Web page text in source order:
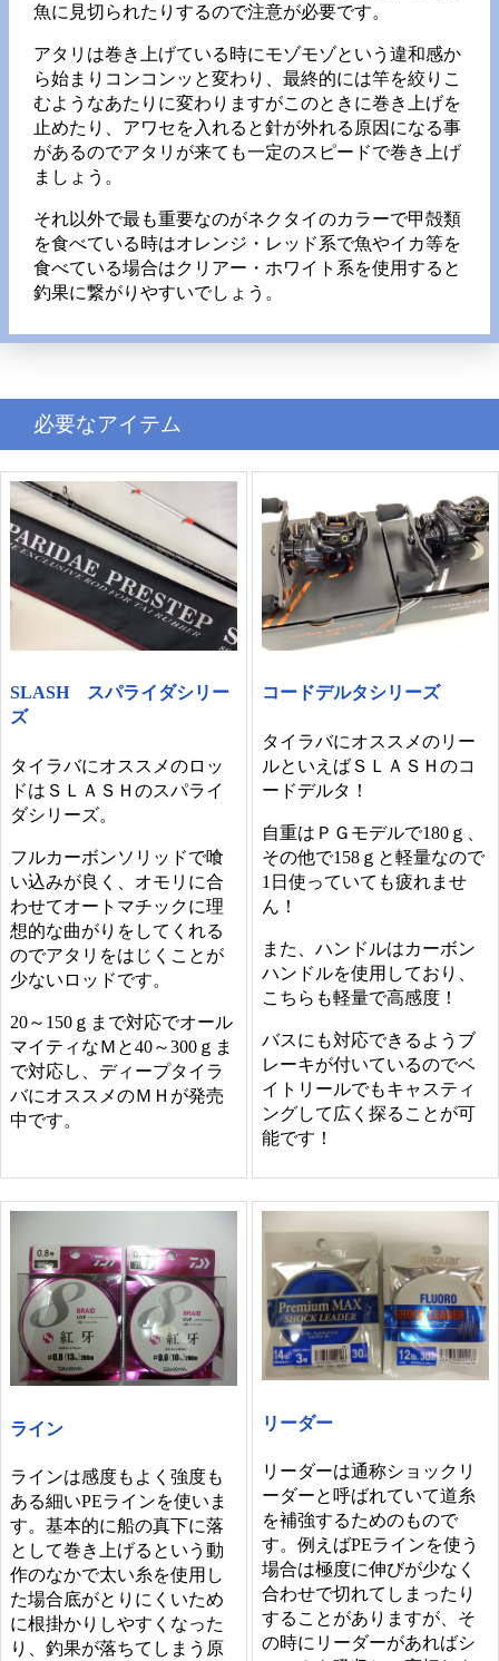
魚に見切られたりするので注意が必要です。
アタリは巻き上げている時にモゾモゾという違和感か
ら始まりコンコンッと変わり、最終的には竿を絞りこ
むようなあたりに変わりますがこのときに巻き上げを
止めたり、アワセを入れると針が外れる原因になる事
があるのでアタリが来ても一定のスピードで巻き上げ
ましょう。
それ以外で最も重要なのがネクタイのカラーで甲殻類
を食べている時はオレンジ・レッド系で魚やイカ等を
食べている場合はクリアー・ホワイト系を使用すると
釣果に繋がりやすいでしょう。
必要なアイテム
SLASH スパライダシリー
ズ
タイラバにオススメのロッ
ドはＳＬＡＳＨのスパライ
ダシリーズ。
フルカーボンソリッドで喰
い込みが良く、オモリに合
わせてオートマチックに理
想的な曲がりをしてくれる
のでアタリをはじくことが
少ないロッドです。
20～150ｇまで対応でオール
マイティなＭと40～300ｇま
で対応し、ディープタイラ
バにオススメのＭＨが発売
中です。
コードデルタシリーズ
タイラバにオススメのリー
ルといえばＳＬＡＳＨのコ
ードデルタ！
自重はＰＧモデルで180ｇ、
その他で158ｇと軽量なので
1日使っていても疲れませ
ん！
また、ハンドルはカーボン
ハンドルを使用しており、
こちらも軽量で高感度！
バスにも対応できるようブ
レーキが付いているのでベ
イトリールでもキャスティ
ングして広く探ることが可
能です！
ライン
ラインは感度もよく強度も
ある細いPEラインを使いま
す。基本的に船の真下に落
として巻き上げるという動
作のなかで太い糸を使用し
た場合底がとりにくいため
に根掛かりしやすくなった
り、釣果が落ちてしまう原
リーダー
リーダーは通称ショックリ
ーダーと呼ばれていて道糸
を補強するためのもので
す。例えばPEラインを使う
場合は極度に伸びが少なく
合わせで切れてしまったり
することがありますが、そ
の時にリーダーがあればシ